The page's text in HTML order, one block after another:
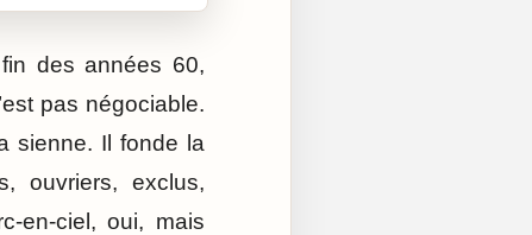
des années 60,
pas négociable.
sienne. Il fonde la
ouvriers, exclus,
en-ciel, oui, mais